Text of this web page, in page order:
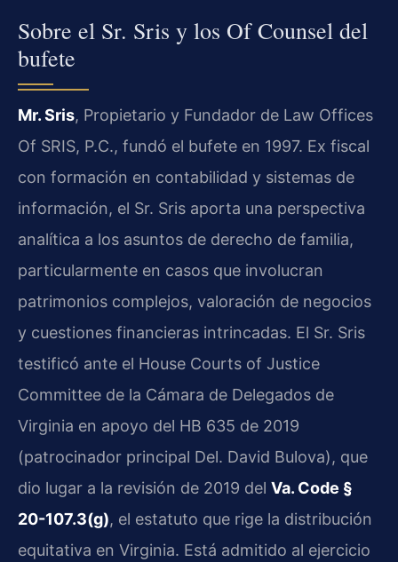
Sobre el Sr. Sris y los Of Counsel del
bufete
Mr. Sris, Propietario y Fundador de Law Offices
Of SRIS, P.C., fundó el bufete en 1997. Ex fiscal
con formación en contabilidad y sistemas de
información, el Sr. Sris aporta una perspectiva
analítica a los asuntos de derecho de familia,
particularmente en casos que involucran
patrimonios complejos, valoración de negocios
y cuestiones financieras intrincadas. El Sr. Sris
testificó ante el House Courts of Justice
Committee de la Cámara de Delegados de
Virginia en apoyo del HB 635 de 2019
(patrocinador principal Del. David Bulova), que
dio lugar a la revisión de 2019 del Va. Code §
20-107.3(g), el estatuto que rige la distribución
equitativa en Virginia. Está admitido al ejercicio